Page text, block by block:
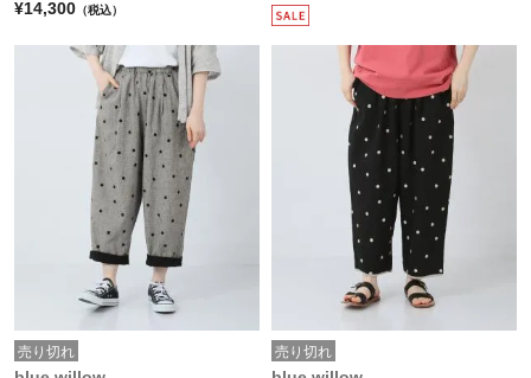
¥14,300 （税込）
売り切れ 売り切れ